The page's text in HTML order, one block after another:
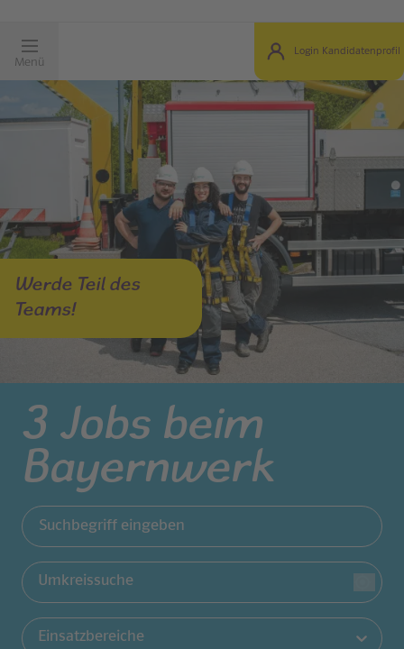
Menü
Login Kandidatenprofil
Werde Teil des
Teams!
3 Jobs beim
Bayernwerk
Jobs filtern
Suchbegriff eingeben
Umkreissuche
Einsatzbereiche